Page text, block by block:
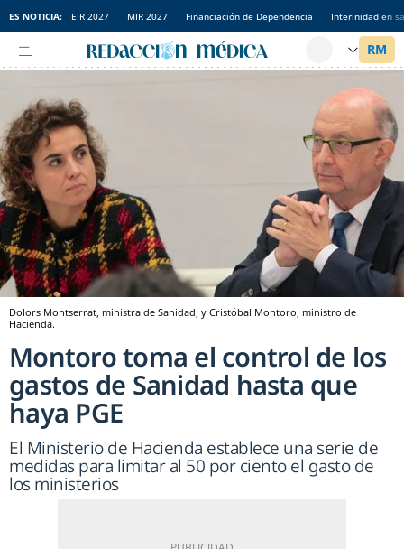
ES NOTICIA: EIR 2027 MIR 2027 Financiación de Dependencia Interinidad en
Dolors Montserrat, ministra de Sanidad, y Cristóbal Montoro, ministro de
Hacienda.
Montoro toma el control de los
gastos de Sanidad hasta que
haya PGE
El Ministerio de Hacienda establece una serie de
medidas para limitar al 50 por ciento el gasto de
los ministerios